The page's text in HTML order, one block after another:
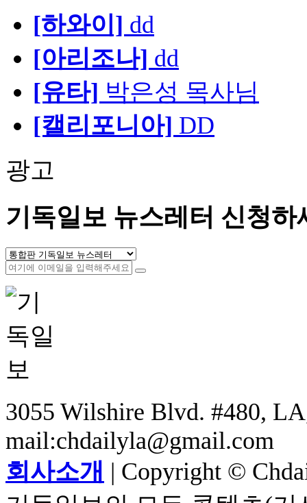
[하와이] dd
[아리조나] dd
[유타] 박은성 목사님
[캘리포니아] DD
광고
기독일보 뉴스레터 신청하
3055 Wilshire Blvd. #480,
mail:chdailyla@gmail.com
회사소개 | Copyright ©